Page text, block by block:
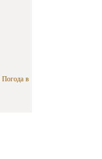
Погода в